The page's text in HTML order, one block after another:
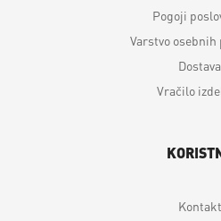
Pogoji
Varstvo osebnih
Dostava
Vračilo
Kontakt